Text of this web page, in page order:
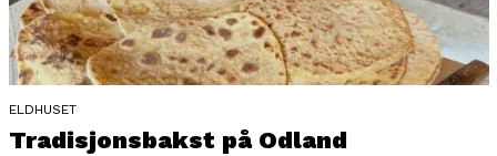
ELDHUSET
Tradisjonsbakst på Odland